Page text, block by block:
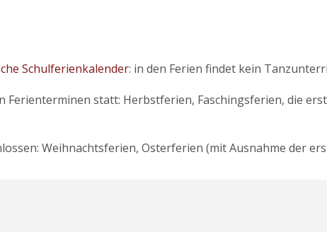
Schulferienkalender: in den Ferien findet kein
Ferienterminen statt: Herbstferien, Faschingsferien, die
Weihnachtsferien, Osterferien (mit Ausnahme der